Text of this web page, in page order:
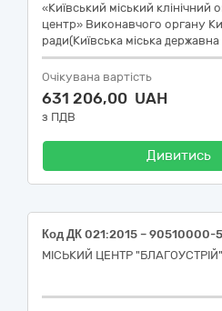
«Київський міський клінічний
центр» Виконавчого органу
ради(Київська міська державна
Очікувана вартість
631 206,00 UAH
з ПДВ
Дивитись
МІСЬКИЙ ЦЕНТР "БЛАГОУСТРІЙ"